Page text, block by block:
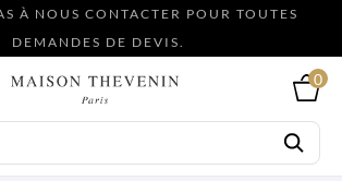
À NOUS CONTACTER POUR TOUTES
DEMANDES DE DEVIS.
0